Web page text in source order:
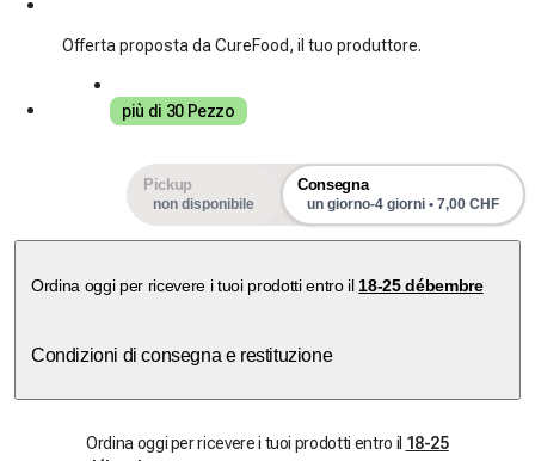
Offerta proposta da CureFood, il tuo produttore.
più di 30 Pezzo
Pickup
non disponibile
Consegna
un giorno-4 giorni • 7,00 CHF
Ordina oggi per ricevere i tuoi prodotti entro il 18-25 débembre
Condizioni di consegna e restituzione
Ordina oggi per ricevere i tuoi prodotti entro il 18-25